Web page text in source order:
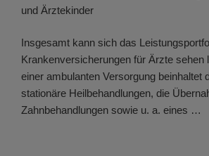
und Ärztekinder
Insgesamt kann sich das
Krankenversicherungen für Ärzte sehen
einer ambulanten Versorgung beinhaltet
stationäre Heilbehandlungen, die
Zahnbehandlungen sowie u. a. eines …